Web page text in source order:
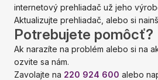
internetový prehliadač už jeho
Aktualizujte prehliadač, alebo si
Potrebujete pomôcť?
Ak narazíte na problém alebo si na
ozvite sa nám.
Zavolajte na 220 924 600 alebo